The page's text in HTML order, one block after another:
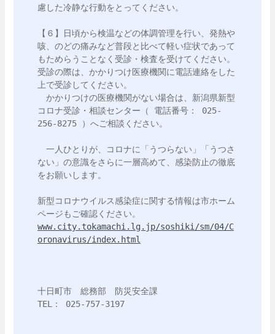
慮した冷静な行動をとってください。
【６】日頃から検温などの体調管理を行い、発熱や
咳、のどの痛みなど普段と比べて軽い症状であって
もためらうことなく受診・検査を受けてください。
受診の際は、かかりつけ医療機関に電話連絡をした
上で受診してください。
かかりつけの医療機関がない場合は、新潟県新型
コロナ受診・相談センター（ 電話番号： 025-
256-8275 ）へご相談ください。
一人ひとりが、コロナに「うつらない」「うつさ
ない」の意識をさらに一層高めて、感染防止の徹底
をお願いします。
新型コロナウイルス感染症に関する情報は市ホーム
www.city.tokamachi.lg.jp/soshiki/sm/04/C
oronavirus/index.html
十日町市　総務部　防災安全課
TEL： 025-757-3197